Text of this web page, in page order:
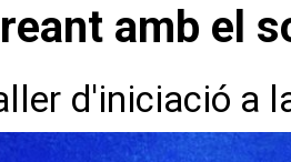
amb el
d'iniciació a